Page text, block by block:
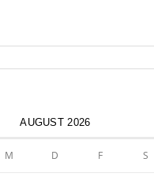
AUGUST 2026
M D F S